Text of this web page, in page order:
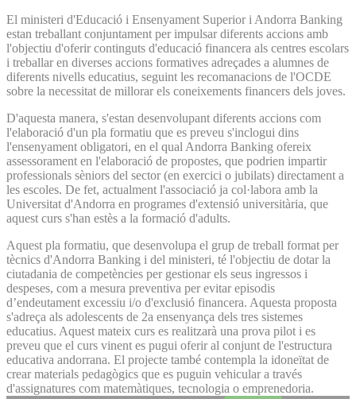
El ministeri d'Educació i Ensenyament Superior i Andorra Banking
estan treballant conjuntament per impulsar diferents accions amb
l'objectiu d'oferir continguts d'educació financera als centres escolars
i treballar en diverses accions formatives adreçades a alumnes de
diferents nivells educatius, seguint les recomanacions de l'OCDE
sobre la necessitat de millorar els coneixements financers dels joves.
D'aquesta manera, s'estan desenvolupant diferents accions com
l'elaboració d'un pla formatiu que es preveu s'inclogui dins
l'ensenyament obligatori, en el qual Andorra Banking ofereix
assessorament en l'elaboració de propostes, que podrien impartir
professionals sèniors del sector (en exercici o jubilats) directament a
les escoles. De fet, actualment l'associació ja col·labora amb la
Universitat d'Andorra en programes d'extensió universitària, que
aquest curs s'han estès a la formació d'adults.
Aquest pla formatiu, que desenvolupa el grup de treball format per
tècnics d'Andorra Banking i del ministeri, té l'objectiu de dotar la
ciutadania de competències per gestionar els seus ingressos i
despeses, com a mesura preventiva per evitar episodis
d’endeutament excessiu i/o d'exclusió financera. Aquesta proposta
s'adreça als adolescents de 2a ensenyança dels tres sistemes
educatius. Aquest mateix curs es realitzarà una prova pilot i es
preveu que el curs vinent es pugui oferir al conjunt de l'estructura
educativa andorrana. El projecte també contempla la idoneïtat de
crear materials pedagògics que es puguin vehicular a través
d'assignatures com matemàtiques, tecnologia o emprenedoria.